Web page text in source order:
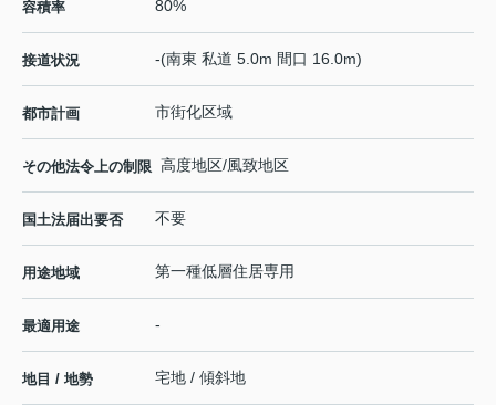
容積率 80%
接道状況 -(南東 私道 5.0m 間口 16.0m)
都市計画 市街化区域
その他法令上の制限 高度地区/風致地区
国土法届出要否 不要
用途地域 第一種低層住居専用
最適用途 -
地目 / 地勢 宅地 / 傾斜地